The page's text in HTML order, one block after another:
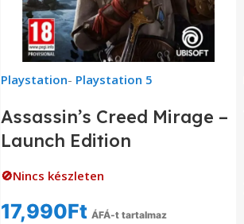
Playstation- Playstation 5
Assassin’s Creed Mirage –
Launch Edition
🚫Nincs készleten
17,990Ft ÁFÁ-t tartalmaz